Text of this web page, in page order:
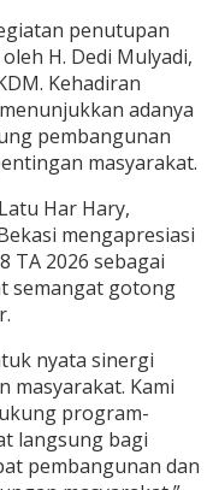
penutupan
H. Dedi Mulyadi,
Kehadiran
adanya
pembangunan
masyarakat.
Har Hary,
mengapresiasi
TA 2026 sebagai
semangat gotong
nyata sinergi
masyarakat. Kami
program-
langsung bagi
pembangunan dan